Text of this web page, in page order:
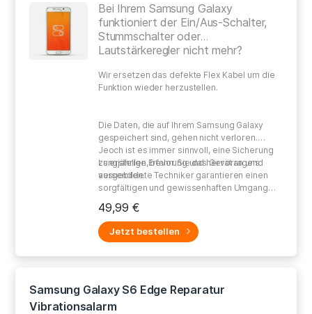
Bei Ihrem Samsung Galaxy
funktioniert der Ein/Aus-Schalter,
Stummschalter oder
Lautstärkeregler nicht mehr?
Wir ersetzen das defekte Flex Kabel um die
Funktion wieder herzustellen.
Die Daten, die auf Ihrem Samsung Galaxy
gespeichert sind, gehen nicht verloren.
Jeoch ist es immer sinnvoll, eine Sicherung
zu erstellen, bevor Sie das Gerät an uns
versenden.
Langjährige Erfahrung und hervorragend
ausgebildete Techniker garantieren einen
sorgfältigen und gewissenhaften Umgang
49,99 €
Jetzt bestellen
Samsung Galaxy S6 Edge Reparatur
Vibrationsalarm